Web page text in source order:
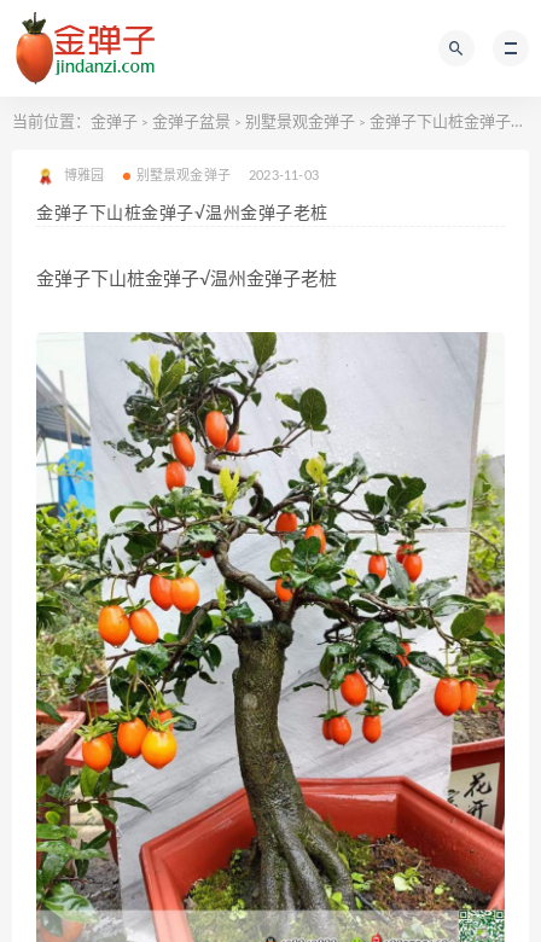
当前位置： 金弹子 > 金弹子盆景 > 别墅景观金弹子 > 金弹子下山桩金弹子√温州金弹子老桩
博雅园 别墅景观金弹子 2023-11-03
金弹子下山桩金弹子√温州金弹子老桩
金弹子下山桩金弹子√温州金弹子老桩